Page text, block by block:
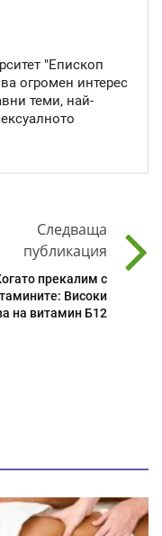
"Епископ
огромен интерес
теми, най-
Следваща
публикация
прекалим с
Високи
на витамин Б12